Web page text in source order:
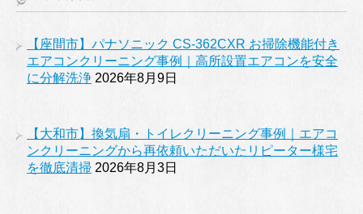
【座間市】パナソニック CS-362CXR お掃除機能付き
エアコンクリーニング事例｜高所設置エアコンを安全
に分解洗浄 2026年8月9日
【大和市】換気扇・トイレクリーニング事例｜エアコ
ンクリーニングから再依頼いただいたリピーター様宅
を徹底清掃 2026年8月3日